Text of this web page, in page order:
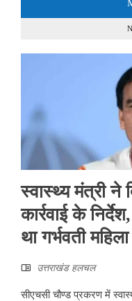
स्वास्थ्य मंत्री ने
कार्रवाई के
था गर्भवती
उत्तराखंड हलचल
सीएचसी चौण्ड प्रकरण में